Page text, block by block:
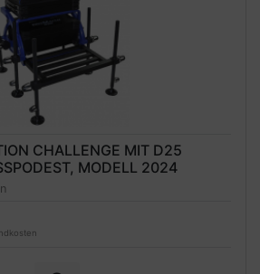
CHALLENGE MIT D25
MODELL 2024